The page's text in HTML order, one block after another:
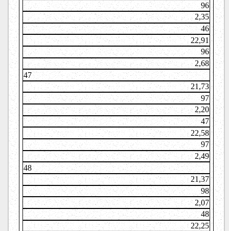
96
2,35
46
22,91
96
2,68
47
21,73
97
2,20
47
22,58
97
2,49
48
21,37
98
2,07
48
22,25